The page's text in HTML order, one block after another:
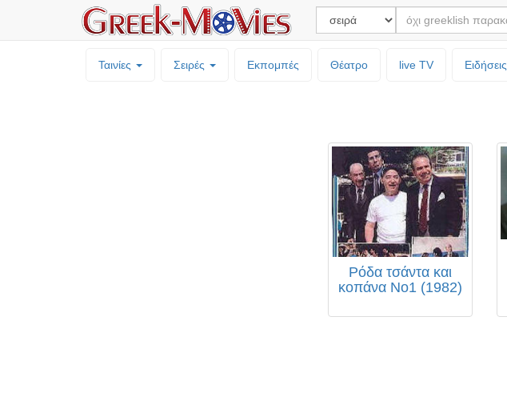
Ταινίες Σειρές Εκπομπές Θέατρο live TV Ειδήσεις
Ρόδα τσάντα και
κοπάνα Νο1 (1982)